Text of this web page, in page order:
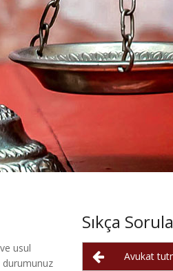
usul
durumunuz
Sıkça
Avukat